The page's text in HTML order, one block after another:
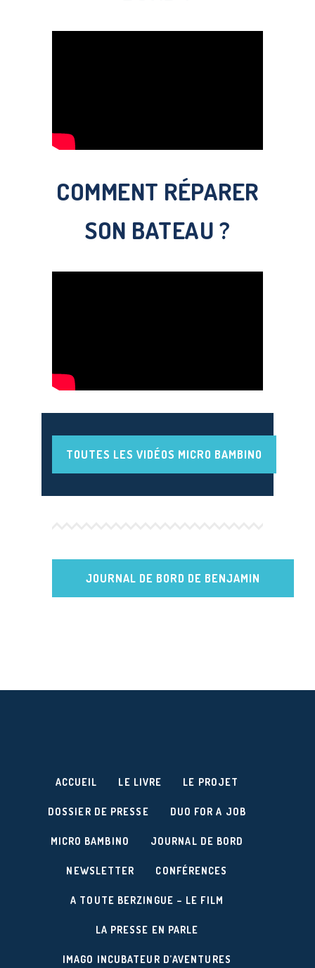
COMMENT RÉPARER
SON BATEAU ?
TOUTES LES VIDÉOS MICRO BAMBINO
JOURNAL DE BORD DE BENJAMIN
ACCUEIL LE LIVRE LE PROJET
DOSSIER DE PRESSE DUO FOR A JOB
MICRO BAMBINO JOURNAL DE BORD
NEWSLETTER CONFÉRENCES
A TOUTE BERZINGUE – LE FILM
LA PRESSE EN PARLE
IMAGO INCUBATEUR D’AVENTURES